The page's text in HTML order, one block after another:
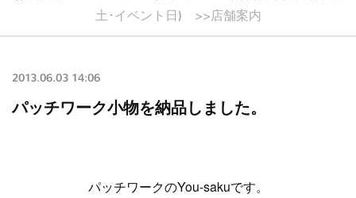
土･イベント日) >>店舗案内
2013.06.03 14:06
パッチワーク小物を納品しました。
パッチワークのYou-sakuです。